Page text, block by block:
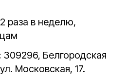
2 раза в неделю,
309296, Белгородская
Московская, 17.